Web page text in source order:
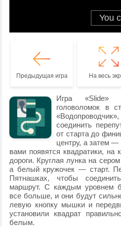
Предыдущая игра На весь
Игра «Slide»
головоломок в
соединить
от старта до
центру, а затем
вами появятся квадратики, на
дороги. Круглая лунка на
а белый кружочек — старт.
Пятнашках, чтобы
маршрут. С каждым уровнем
все больше, и они будут
левую кнопку мышки и
установили квадрат
белым.